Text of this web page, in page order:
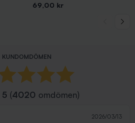
Pris
69,00 kr
KUNDOMDÖMEN
5 (4020 omdömen)
2026/03/13